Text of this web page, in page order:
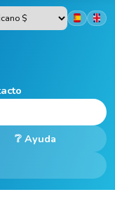
❔ Ayuda